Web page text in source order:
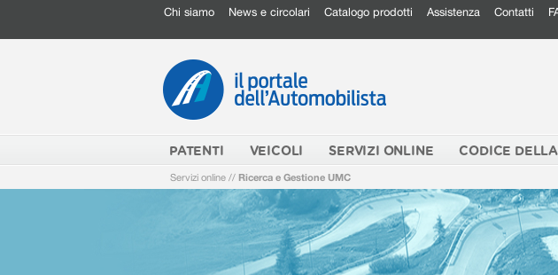
Chi siamo News e circolari Catalogo prodotti Assistenza Contatti
PATENTI VEICOLI SERVIZI ONLINE CODICE
Servizi online // Ricerca e Gestione UMC